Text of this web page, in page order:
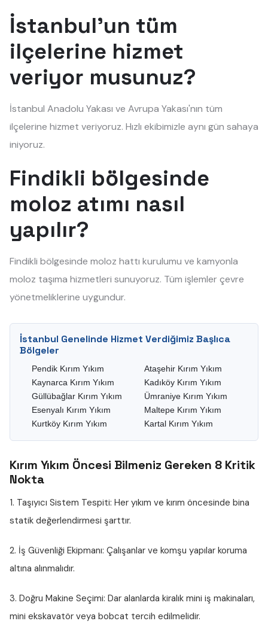
İstanbul'un tüm
ilçelerine hizmet
veriyor musunuz?
İstanbul Anadolu Yakası ve Avrupa Yakası'nın tüm
ilçelerine hizmet veriyoruz. Hızlı ekibimizle aynı gün sahaya
iniyoruz.
Findikli bölgesinde
moloz atımı nasıl
yapılır?
Findikli bölgesinde moloz hattı kurulumu ve kamyonla
moloz taşıma hizmetleri sunuyoruz. Tüm işlemler çevre
yönetmeliklerine uygundur.
İstanbul Genelinde Hizmet Verdiğimiz Başlıca
Bölgeler
Pendik Kırım Yıkım
Kaynarca Kırım Yıkım
Güllübağlar Kırım Yıkım
Esenyalı Kırım Yıkım
Kurtköy Kırım Yıkım
Ataşehir Kırım Yıkım
Kadıköy Kırım Yıkım
Ümraniye Kırım Yıkım
Maltepe Kırım Yıkım
Kartal Kırım Yıkım
Kırım Yıkım Öncesi Bilmeniz Gereken 8 Kritik
Nokta
1. Taşıyıcı Sistem Tespiti: Her yıkım ve kırım öncesinde bina
statik değerlendirmesi şarttır.
2. İş Güvenliği Ekipmanı: Çalışanlar ve komşu yapılar koruma
altına alınmalıdır.
3. Doğru Makine Seçimi: Dar alanlarda kiralık mini iş makinaları,
mini ekskavatör veya bobcat tercih edilmelidir.